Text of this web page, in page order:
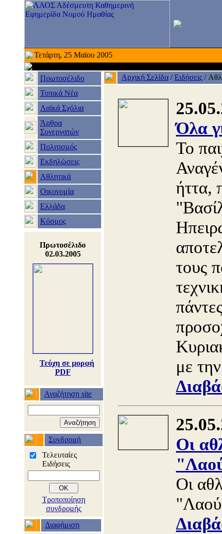
Τετάρτη, 25 Μαϊου 2005
Πρωτοσέλιδο
Τοπικά Νέα
Λαϊκά Σχόλια
Άρθρα
Συνεργατών
Πολιτισμός
Εκδηλώσεις
Αθλητικά
Οικονομία
Ελλάδα
Κόσμος
Πρωτοσέλιδο
02.03.2005
Τεύχη σε μορφή
PDF
Αναζήτηση site
Συνδρομή
Τελευταίες
Ειδήσεις
Τροποποίηση
συνδρομής
Διαφήμιση
Αρχική Σελίδα /Ειδήσεις /
Όλα
Το
ήττα,
τους
με
Οι
Οι